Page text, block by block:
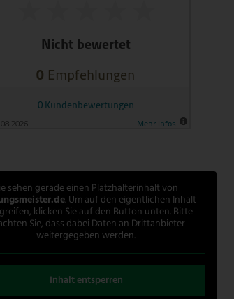
sehen gerade einen Platzhalterinhalt von
. Um auf den eigentlichen Inhalt
klicken Sie auf den Button unten. Bitte
Sie, dass dabei Daten an Drittanbieter
weitergegeben werden.
Inhalt entsperren